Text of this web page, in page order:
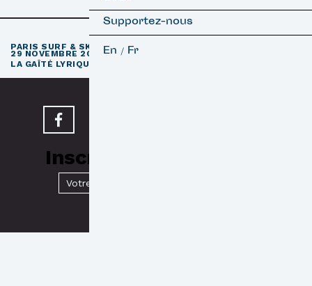
Supportez-nous
En / Fr
PARIS SURF & SKATEBOARD FILM FESTIVAL
29 NOVEMBRE 2026
LA GAÎTÉ LYRIQUE · PARIS 3
Inscrivez-vous à notre